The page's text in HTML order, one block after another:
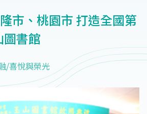
市、桃園市 打造全國第
書館
/喜悅與榮光